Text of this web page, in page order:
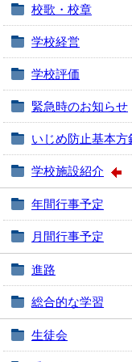
校歌・校章
学校経営
学校評価
緊急時のお知らせ
いじめ防止基本方
学校施設紹介
年間行事予定
月間行事予定
進路
総合的な学習
生徒会